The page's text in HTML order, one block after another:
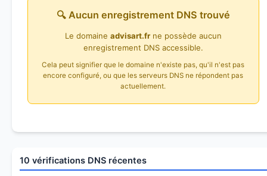
🔍 Aucun enregistrement DNS trouvé
Le domaine advisart.frne possède aucun
enregistrement DNS accessible.
Cela peut signifier que le domaine n'existe pas, qu'il n'est pas
encore configuré, ou que les serveurs DNS ne répondent pas
actuellement.
10 vérifications DNS récentes